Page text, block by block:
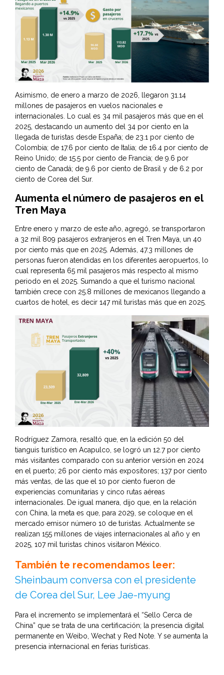
Asimismo, de enero a marzo de 2026, llegaron 31.14
millones de pasajeros en vuelos nacionales e
internacionales. Lo cual es 34 mil pasajeros más que en el
2025, destacando un aumento del 34 por ciento en la
llegada de turistas desde España; de 23.1 por ciento de
Colombia; de 17.6 por ciento de Italia; de 16.4 por ciento de
Reino Unido; de 15.5 por ciento de Francia; de 9.6 por
ciento de Canadá; de 9.6 por ciento de Brasil y de 6.2 por
ciento de Corea del Sur.
Aumenta el número de pasajeros en el
Tren Maya
Entre enero y marzo de este año, agregó, se transportaron
a 32 mil 809 pasajeros extranjeros en el Tren Maya, un 40
por ciento más que en 2025. Además, 47.3 millones de
personas fueron atendidas en los diferentes aeropuertos, lo
cual representa 65 mil pasajeros más respecto al mismo
periodo en el 2025. Sumando a que el turismo nacional
también crece con 25.8 millones de mexicanos llegando a
cuartos de hotel, es decir 147 mil turistas más que en 2025.
Rodríguez Zamora, resaltó que, en la edición 50 del
tianguis turístico en Acapulco, se logró un 12.7 por ciento
más visitantes comparado con su anterior versión en 2024
en el puerto; 26 por ciento más expositores; 137 por ciento
más ventas, de las que el 10 por ciento fueron de
experiencias comunitarias y cinco rutas aéreas
internacionales. De igual manera, dijo que, en la relación
con China, la meta es que, para 2029, se coloque en el
mercado emisor número 10 de turistas. Actualmente se
realizan 155 millones de viajes internacionales al año y en
2025, 107 mil turistas chinos visitaron México.
También te recomendamos leer:
Sheinbaum conversa con el presidente
de Corea del Sur, Lee Jae-myung
Para el incremento se implementará el “Sello Cerca de
China” que se trata de una certificación; la presencia digital
permanente en Weibo, Wechat y Red Note. Y se aumenta la
presencia internacional en ferias turísticas.